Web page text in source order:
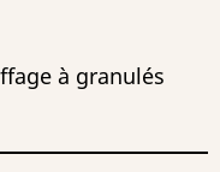
à granulés